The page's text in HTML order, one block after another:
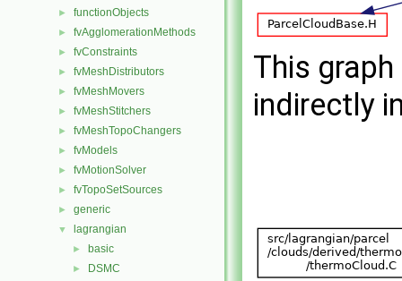
► functionObjects
► fvAgglomerationMethods
► fvConstraints
► fvMeshDistributors
► fvMeshMovers
► fvMeshStitchers
► fvMeshTopoChangers
► fvModels
► fvMotionSolver
► fvTopoSetSources
► generic
▼ lagrangian
► basic
► DSMC
This
indirectly